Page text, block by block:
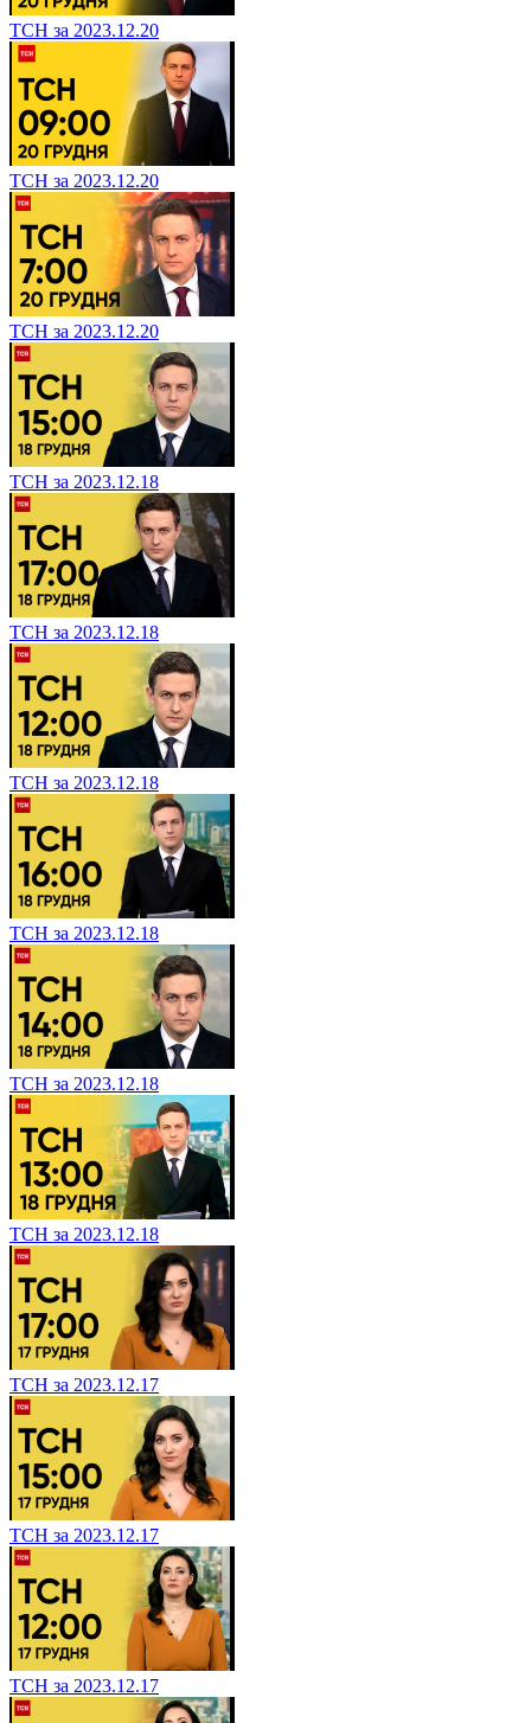
ТСН за 2023.12.20
ТСН за 2023.12.20
ТСН за 2023.12.20
ТСН за 2023.12.18
ТСН за 2023.12.18
ТСН за 2023.12.18
ТСН за 2023.12.18
ТСН за 2023.12.18
ТСН за 2023.12.18
ТСН за 2023.12.17
ТСН за 2023.12.17
ТСН за 2023.12.17